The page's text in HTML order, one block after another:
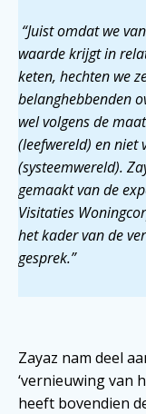
“Juist omdat we
waarde krijgt in
keten, hechten we
belanghebbenden
wel volgens de
(leefwereld) en niet
(systeemwereld).
gemaakt van de
Visitaties
het kader van de
gesprek.”
Zayaz nam deel
‘vernieuwing van
heeft bovendien